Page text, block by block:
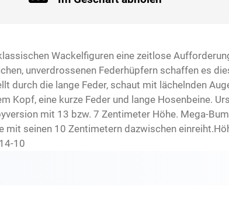
Wackelfiguren eine zeitlose
unverdrossenen Federhüpfern schaffen es
durch die lange Feder, schaut mit lächelnden
Kopf, eine kurze Feder und lange Hosenbeine.
mit 13 bzw. 7 Zentimeter Höhe. Mega-
seinen 10 Zentimetern dazwischen
10